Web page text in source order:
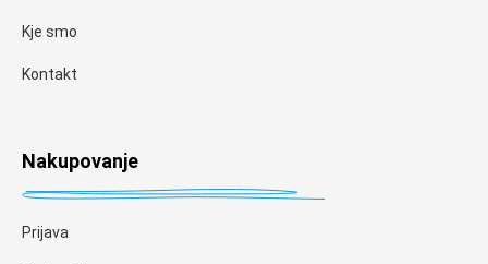
Kje smo
Kontakt
Nakupovanje
Prijava